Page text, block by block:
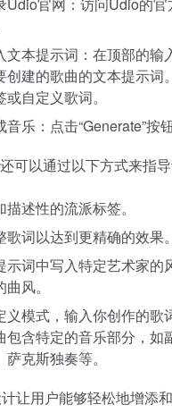
文本提示词：在顶部的输
创建的歌曲的文本提示词
或自定义歌词。
音乐：点击“Generate”按
可以通过以下方式来指
描述性的流派标签。
歌词以达到更精确的效果。
示词中写入特定艺术家的
风。
义模式，输入你创作的歌
包含特定的音乐部分，如
萨克斯独奏等。
让用户能够轻松地增添